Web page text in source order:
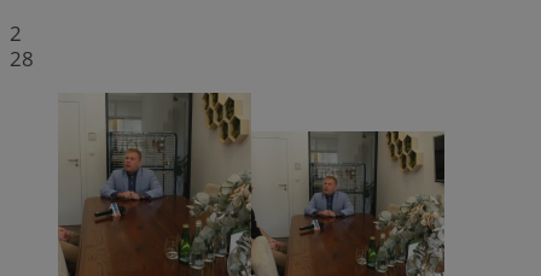
2
28